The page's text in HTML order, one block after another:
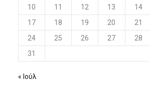
10
11 12 13 14
17
18 19 20 21
24
25 26 27 28
31
« Ιούλ